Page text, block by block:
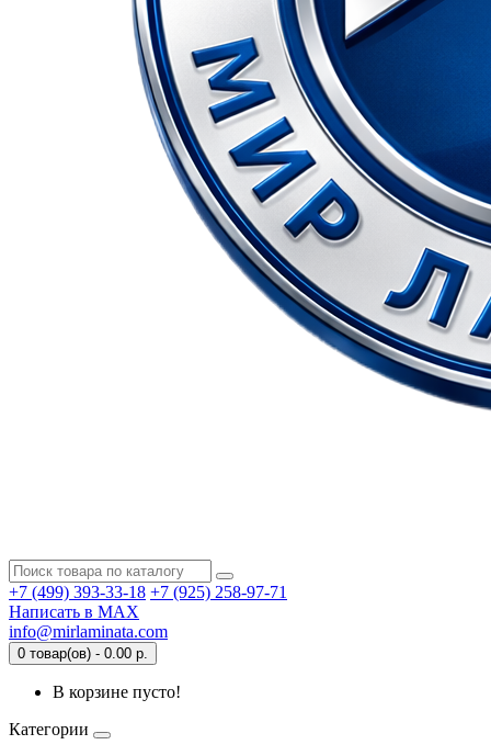
+7 (499) 393-33-18 +7 (925) 258-97-71
Написать в MAX
info@mirlaminata.com
0 товар(ов) - 0.00 р.
В корзине пусто!
Категории